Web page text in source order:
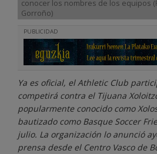
conocer los nombres de los equipos
Gorroño)
PUBLICIDAD
Ya es oficial, el Athletic Club
competirá contra el Tijuana
popularmente conocido como
bautizado como Basque Soccer
julio. La organización lo anunció
prensa desde el Centro Vasco de